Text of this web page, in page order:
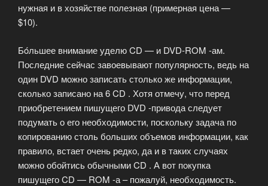
нужная и в хозяйстве полезная (примерная цена —
$10).
Бóльшее внимание уделю CD — и DVD-ROM -ам.
Последние сейчас завоевывают популярность, ведь на
один DVD можно записать столько же информации,
сколько записано на 6 CD . Хотя отмечу, что перед
приобретением пишущего DVD -привода следует
подумать о его необходимости, поскольку задача по
копированию столь больших объемов информации, как
правило, встает очень редко, да и в таких случаях
можно обойтись обычными CD . А вот покупка
пишущего CD — ROM -а – пожалуй, необходимость.